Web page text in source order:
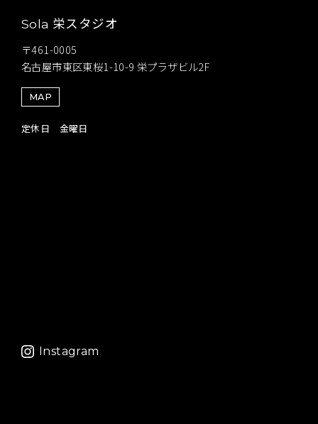
Sola 栄スタジオ
〒461-0005
名古屋市東区東桜1-10-9 栄プラザビル2F
MAP
定休日 金曜日
Instagram